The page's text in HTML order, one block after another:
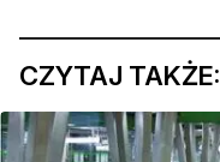
CZYTAJ TAKŻE: